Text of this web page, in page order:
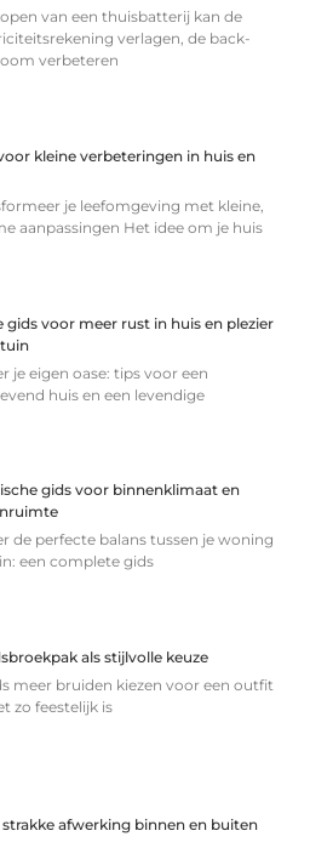
van een thuisbatterij kan de
verlagen, de back-
verbeteren
kleine verbeteringen in huis en
je leefomgeving met kleine,
aanpassingen Het idee om je huis
gids voor meer rust in huis en plezier
je eigen oase: tips voor een
huis en een levendige
gids voor binnenklimaat en
de perfecte balans tussen je woning
een complete gids
als stijlvolle keuze
meer bruiden kiezen voor een outfit
zo feestelijk is
afwerking binnen en buiten